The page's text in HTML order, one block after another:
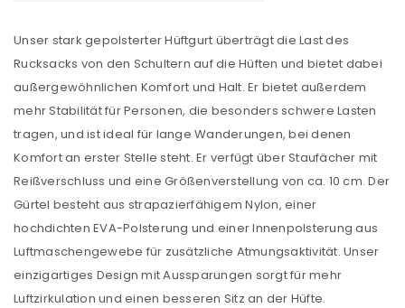
Unser stark gepolsterter Hüftgurt überträgt die Last des
Rucksacks von den Schultern auf die Hüften und bietet dabei
außergewöhnlichen Komfort und Halt. Er bietet außerdem
mehr Stabilität für Personen, die besonders schwere Lasten
tragen, und ist ideal für lange Wanderungen, bei denen
Komfort an erster Stelle steht. Er verfügt über Staufächer mit
Reißverschluss und eine Größenverstellung von ca. 10 cm. Der
Gürtel besteht aus strapazierfähigem Nylon, einer
hochdichten EVA-Polsterung und einer Innenpolsterung aus
Luftmaschengewebe für zusätzliche Atmungsaktivität. Unser
einzigartiges Design mit Aussparungen sorgt für mehr
Luftzirkulation und einen besseren Sitz an der Hüfte.